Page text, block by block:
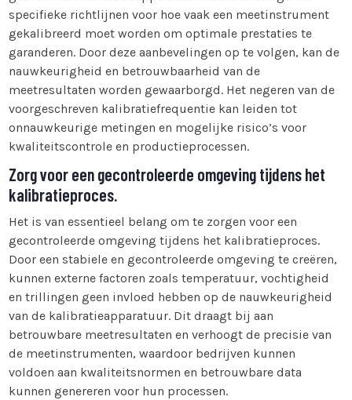
specifieke richtlijnen voor hoe vaak een meetinstrument
gekalibreerd moet worden om optimale prestaties te
garanderen. Door deze aanbevelingen op te volgen, kan de
nauwkeurigheid en betrouwbaarheid van de
meetresultaten worden gewaarborgd. Het negeren van de
voorgeschreven kalibratiefrequentie kan leiden tot
onnauwkeurige metingen en mogelijke risico’s voor
kwaliteitscontrole en productieprocessen.
Zorg voor een gecontroleerde omgeving tijdens het
kalibratieproces.
Het is van essentieel belang om te zorgen voor een
gecontroleerde omgeving tijdens het kalibratieproces.
Door een stabiele en gecontroleerde omgeving te creëren,
kunnen externe factoren zoals temperatuur, vochtigheid
en trillingen geen invloed hebben op de nauwkeurigheid
van de kalibratieapparatuur. Dit draagt bij aan
betrouwbare meetresultaten en verhoogt de precisie van
de meetinstrumenten, waardoor bedrijven kunnen
voldoen aan kwaliteitsnormen en betrouwbare data
kunnen genereren voor hun processen.